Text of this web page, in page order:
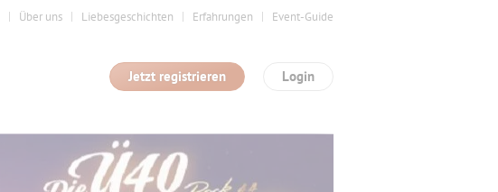
Über uns Liebesgeschichten Erfahrungen Event-Guide
Login
Jetzt registrieren